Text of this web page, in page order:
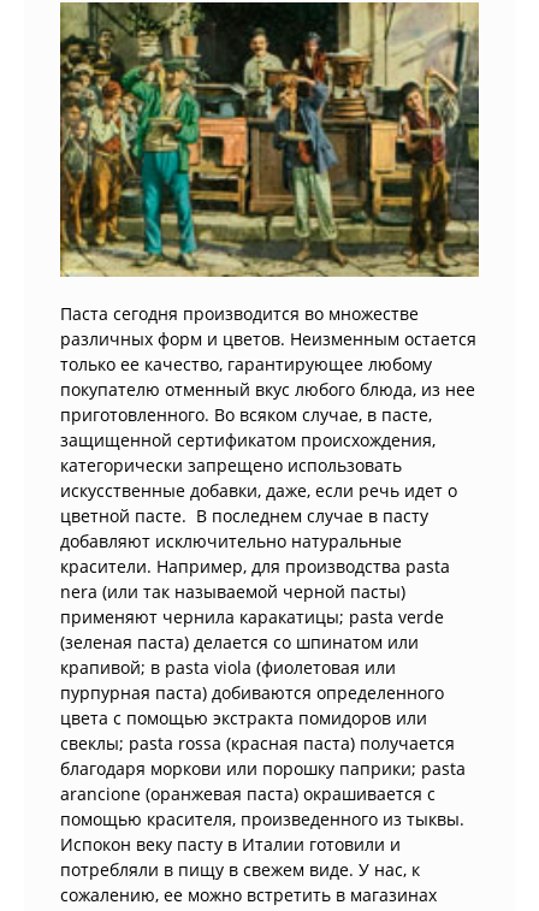
Паста сегодня производится во множестве
различных форм и цветов. Неизменным остается
только ее качество, гарантирующее любому
покупателю отменный вкус любого блюда, из нее
приготовленного. Во всяком случае, в пасте,
защищенной сертификатом происхождения,
категорически запрещено использовать
искусственные добавки, даже, если речь идет о
цветной пасте. В последнем случае в пасту
добавляют исключительно натуральные
красители. Например, для производства pasta
nera (или так называемой черной пасты)
применяют чернила каракатицы; pasta verde
(зеленая паста) делается со шпинатом или
крапивой; в pasta viola (фиолетовая или
пурпурная паста) добиваются определенного
цвета с помощью экстракта помидоров или
свеклы; pasta rossa (красная паста) получается
благодаря моркови или порошку паприки; pasta
arancione (оранжевая паста) окрашивается с
помощью красителя, произведенного из тыквы.
Испокон веку пасту в Италии готовили и
потребляли в пищу в свежем виде. У нас, к
сожалению, ее можно встретить в магазинах